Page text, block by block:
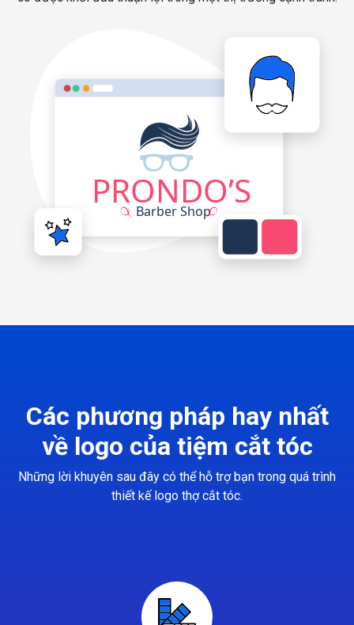
Các phương pháp hay nhất
về logo của tiệm cắt tóc
Những lời khuyên sau đây có thể hỗ trợ bạn trong quá trình
thiết kế logo thợ cắt tóc.